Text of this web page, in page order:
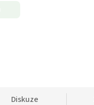
Diskuze